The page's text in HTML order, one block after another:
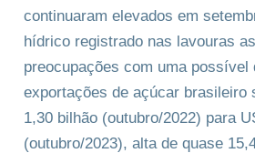
continuaram elevados em
hídrico registrado nas lavouras
preocupações com uma possível
exportações de açúcar brasileiro
1,30 bilhão (outubro/2022) para
(outubro/2023), alta de quase